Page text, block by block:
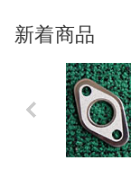
新着商品
Previo
us